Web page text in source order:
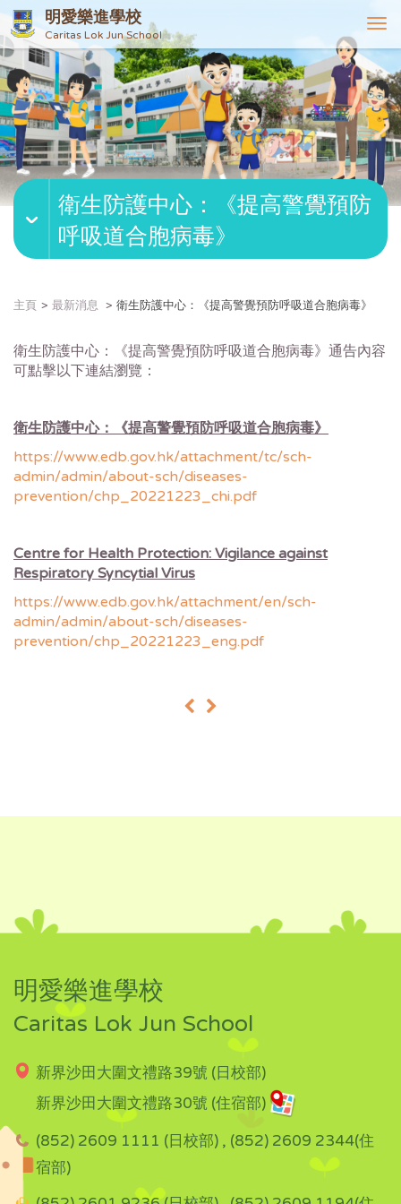
明愛樂進學校
Caritas Lok Jun School
T
o
g
g
l
e
n
v
衛生防護中心：《提高警覺預防
呼吸道合胞病毒》
主頁 最新消息 衛生防護中心：《提高警覺預防呼吸道合胞病毒》
衛生防護中心：《提高警覺預防呼吸道合胞病毒》通告內容
可點擊以下連結瀏覽：
衛生防護中心：《提高警覺預防呼吸道合胞病毒》
https://www.edb.gov.hk/attachment/tc/sch-
admin/admin/about-sch/diseases-
prevention/chp_20221223_chi.pdf
Centre for Health Protection: Vigilance against
Respiratory Syncytial Virus
https://www.edb.gov.hk/attachment/en/sch-
admin/admin/about-sch/diseases-
prevention/chp_20221223_eng.pdf
« »
明愛樂進學校
Caritas Lok Jun School
新界沙田大圍文禮路39號 (日校部)
新界沙田大圍文禮路30號 (住宿部)
(852) 2609 1111 (日校部) , (852) 2609 2344(住
宿部)